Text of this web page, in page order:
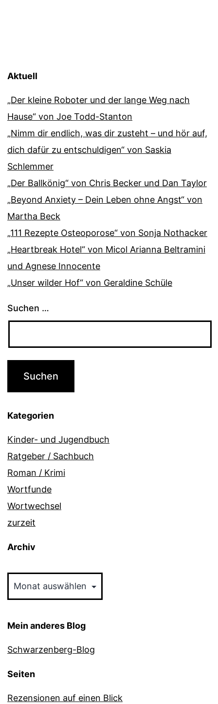
Aktuell
„Der kleine Roboter und der lange Weg nach
Hause“ von Joe Todd-Stanton
„Nimm dir endlich, was dir zusteht – und hör auf,
dich dafür zu entschuldigen“ von Saskia
Schlemmer
„Der Ballkönig“ von Chris Becker und Dan Taylor
„Beyond Anxiety – Dein Leben ohne Angst“ von
Martha Beck
„111 Rezepte Osteoporose“ von Sonja Nothacker
„Heartbreak Hotel“ von Micol Arianna Beltramini
und Agnese Innocente
„Unser wilder Hof“ von Geraldine Schüle
Suchen …
Kategorien
Kinder- und Jugendbuch
Ratgeber / Sachbuch
Roman / Krimi
Wortfunde
Wortwechsel
zurzeit
Archiv
Mein anderes Blog
Schwarzenberg-Blog
Seiten
Rezensionen auf einen Blick